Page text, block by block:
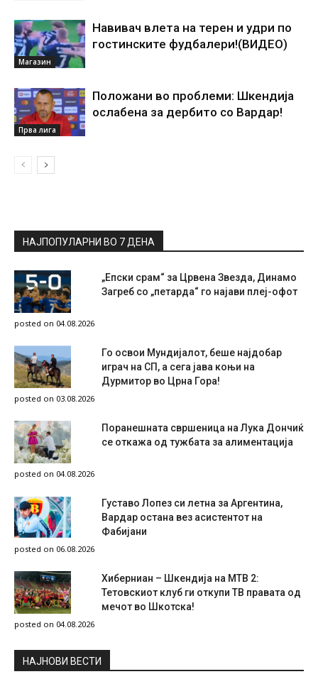
Магазин
Навивач влета на терен и удри по
гостинските фудбалери!(ВИДЕО)
Прва лига
Положани во проблеми: Шкендија
ослабена за дербито со Вардар!
НАЈПОПУЛАРНИ ВО 7 ДЕНА
„Епски срам“ за Црвена Звезда, Динамо
Загреб со „петарда“ го најави плеј-офот
posted on 04.08.2026
Го освои Мундијалот, беше најдобар
играч на СП, а сега јава коњи на
Дурмитор во Црна Гора!
posted on 03.08.2026
Поранешната свршеница на Лука Дончиќ
се откажа од тужбата за алиментација
posted on 04.08.2026
Густаво Лопез си летна за Аргентина,
Вардар остана вез асистентот на
Фабијани
posted on 06.08.2026
Хиберниан – Шкендија на МТВ 2:
Тетовскиот клуб ги откупи ТВ правата од
мечот во Шкотска!
posted on 04.08.2026
НAЈНОВИ ВЕСТИ